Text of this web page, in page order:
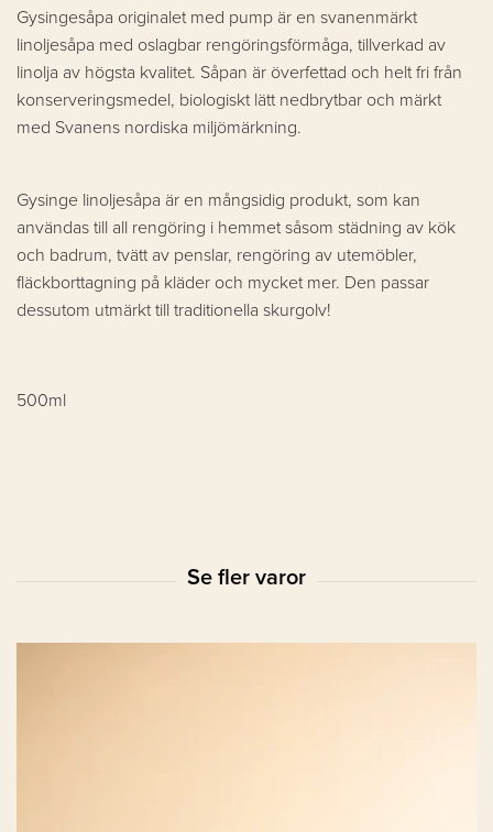
Gysingesåpa originalet med pump är en svanenmärkt
linoljesåpa med oslagbar rengöringsförmåga, tillverkad av
linolja av högsta kvalitet. Såpan är överfettad och helt fri från
konserveringsmedel, biologiskt lätt nedbrytbar och märkt
med Svanens nordiska miljömärkning.
Gysinge linoljesåpa är en mångsidig produkt, som kan
användas till all rengöring i hemmet såsom städning av kök
och badrum, tvätt av penslar, rengöring av utemöbler,
fläckborttagning på kläder och mycket mer. Den passar
dessutom utmärkt till traditionella skurgolv!
500ml